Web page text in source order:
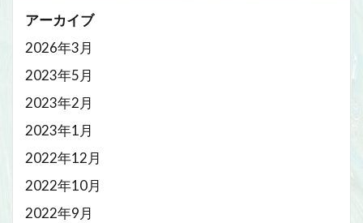
アーカイブ
2026年3月
2023年5月
2023年2月
2023年1月
2022年12月
2022年10月
2022年9月